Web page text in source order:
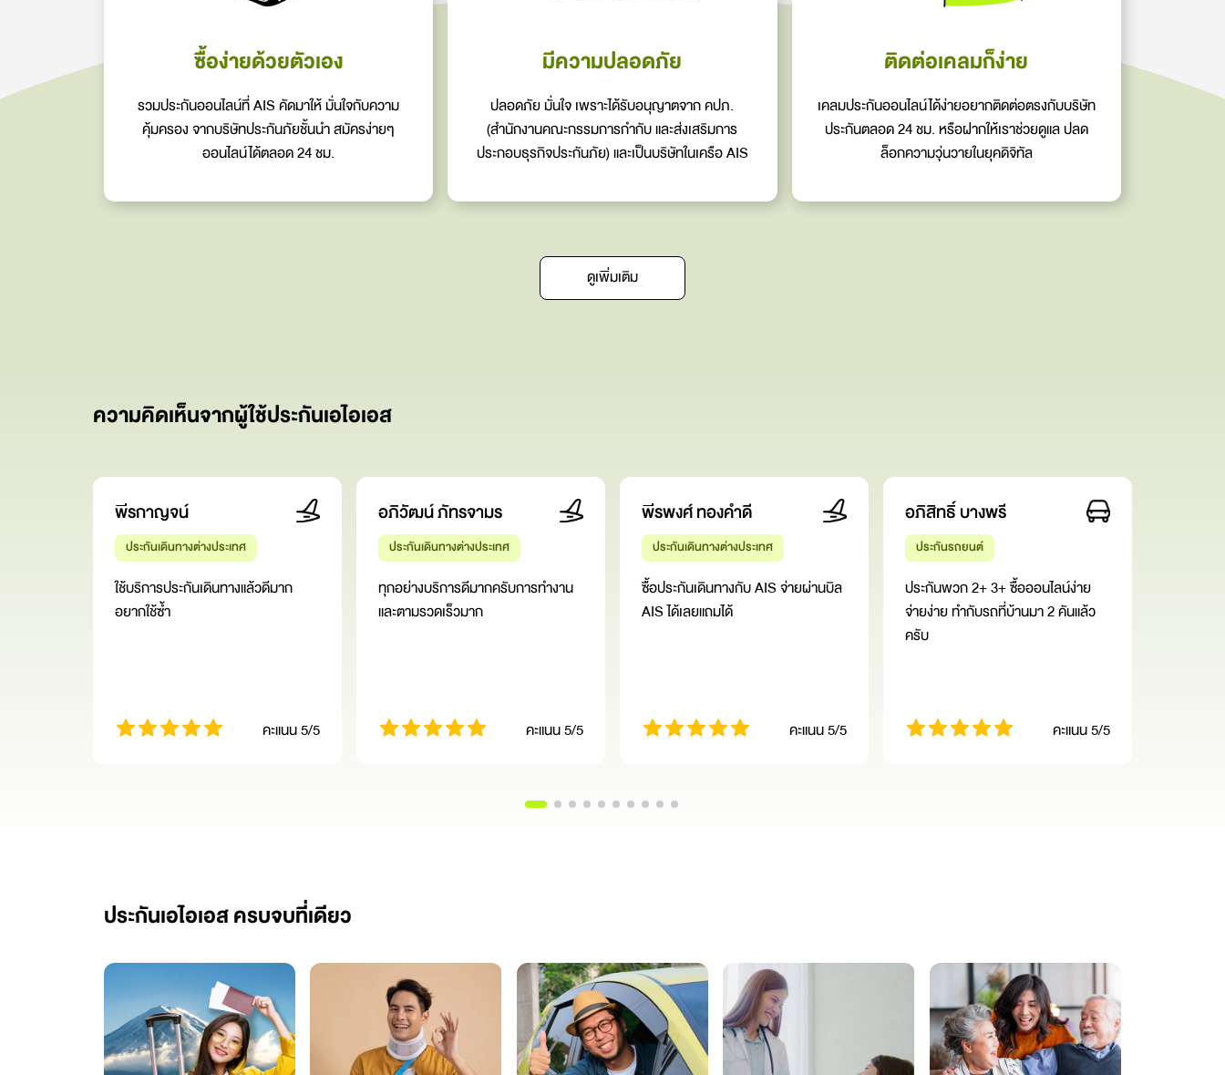
ซื้อง่ายด้วยตัวเอง
รวมประกันออนไลน์ที่ AIS คัดมาให้ มั่นใจกับความ
คุ้มครอง จากบริษัทประกันภัยชั้นนำ สมัครง่ายๆ
ออนไลน์ได้ตลอด 24 ชม.
มีความปลอดภัย
ปลอดภัย มั่นใจ เพราะได้รับอนุญาตจาก คปภ.
(สำนักงานคณะกรรมการกำกับ และส่งเสริมการ
ประกอบธุรกิจประกันภัย) และเป็นบริษัทในเครือ AIS
ติดต่อเคลมก็ง่าย
เคลมประกันออนไลน์ได้ง่ายอยากติดต่อตรงกับบริษัท
ประกันตลอด 24 ชม. หรือฝากให้เราช่วยดูแล ปลด
ล็อกความวุ่นวายในยุคดิจิทัล
ดูเพิ่มเติม
ความคิดเห็นจากผู้ใช้ประกันเอไอเอส
พีรกาญจน์
ประกันเดินทางต่างประเทศ
ใช้บริการประกันเดินทางแล้วดีมาก
อยากใช้ซ้ำ
คะแนน 5/5
อภิวัฒน์ ภัทรจามร
ประกันเดินทางต่างประเทศ
ทุกอย่างบริการดีมากครับการทำงาน
และตามรวดเร็วมาก
คะแนน 5/5
พีรพงศ์ ทองคำดี
ประกันเดินทางต่างประเทศ
ซื้อประกันเดินทางกับ AIS จ่ายผ่านบิล
AIS ได้เลยแถมได้
คะแนน 5/5
อภิสิทธิ์ บางพรี
ประกันรถยนต์
ประกันพวก 2+ 3+ ซื้อออนไลน์ง่าย
จ่ายง่าย ทำกับรถที่บ้านมา 2 คันแล้ว
ครับ
คะแนน 5/5
ประกันเอไอเอส ครบจบที่เดียว